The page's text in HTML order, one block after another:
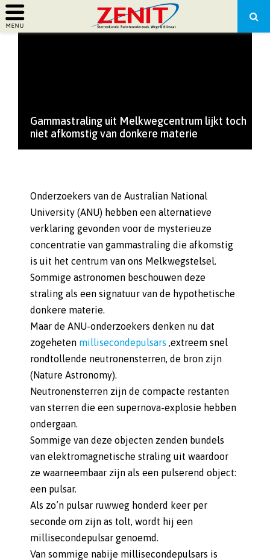
PRIMARY
Gammastraling uit Melkwegcentrum lijkt toch
niet afkomstig van donkere materie
Onderzoekers van de Australian National
University (ANU) hebben een alternatieve
verklaring gevonden voor de mysterieuze
concentratie van gammastraling die afkomstig
is uit het centrum van ons Melkwegstelsel.
Sommige astronomen beschouwen deze
straling als een signatuur van de hypothetische
donkere materie.
Maar de ANU-onderzoekers denken nu dat
zogeheten millisecondepulsars ,extreem snel
rondtollende neutronensterren, de bron zijn
(Nature Astronomy).
Neutronensterren zijn de compacte restanten
van sterren die een supernova-explosie hebben
ondergaan.
Sommige van deze objecten zenden bundels
van elektromagnetische straling uit waardoor
ze waarneembaar zijn als een pulserend object:
een pulsar.
Als zo’n pulsar ruwweg honderd keer per
seconde om zijn as tolt, wordt hij een
millisecondepulsar genoemd.
Van sommige nabije millisecondepulsars is